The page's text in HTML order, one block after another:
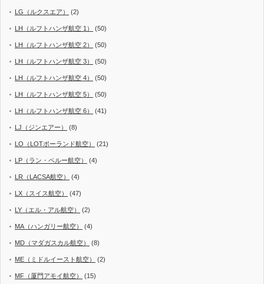
LG（ルクスエア） (2)
LH（ルフトハンザ航空 1） (50)
LH（ルフトハンザ航空 2） (50)
LH（ルフトハンザ航空 3） (50)
LH（ルフトハンザ航空 4） (50)
LH（ルフトハンザ航空 5） (50)
LH（ルフトハンザ航空 6） (41)
LJ（ジンエアー） (8)
LO（LOTポーランド航空） (21)
LP（ラン・ペルー航空） (4)
LR（LACSA航空） (4)
LX（スイス航空） (47)
LY（エル・アル航空） (2)
MA（ハンガリー航空） (4)
MD（マダガスカル航空） (8)
ME（ミドルイースト航空） (2)
MF（厦門アモイ航空） (15)